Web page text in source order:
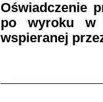
Oświadczenie
po wyroku w
wspieranej